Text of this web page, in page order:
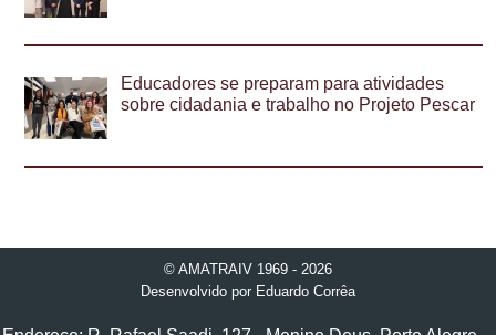
Educadores se preparam para atividades
sobre cidadania e trabalho no Projeto Pescar
© AMATRAIV 1969 - 2026
Desenvolvido por Eduardo Corrêa